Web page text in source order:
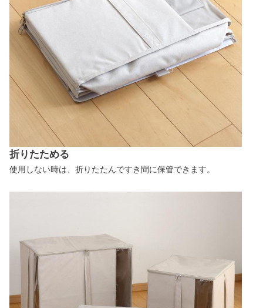
折りたためる
使用しない時は、折りたたんですき間に保管できます。